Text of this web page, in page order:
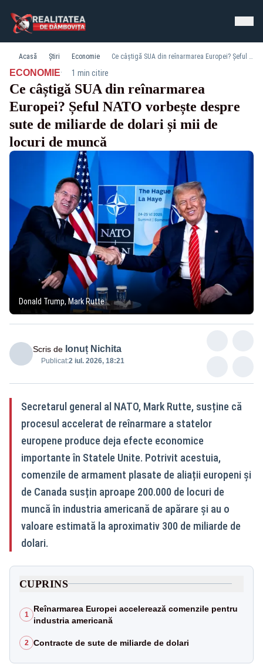
Acasă Știri Economie Ce câștigă SUA din reînarmarea Europei? Șeful NATO vorbește despre sute de miliarde de dolari și mii de locuri de muncă
ECONOMIE· 1 min citire
Ce câștigă SUA din reînarmarea
Europei? Șeful NATO vorbește despre
sute de miliarde de dolari și mii de
locuri de muncă
Donald Trump, Mark Rutte
Scris de Ionuț Nichita
Publicat:2 iul. 2026, 18:21
Secretarul general al NATO, Mark Rutte, susține că
procesul accelerat de reînarmare a statelor
europene produce deja efecte economice
importante în Statele Unite. Potrivit acestuia,
comenzile de armament plasate de aliații europeni și
de Canada susțin aproape 200.000 de locuri de
muncă în industria americană de apărare și au o
valoare estimată la aproximativ 300 de miliarde de
dolari.
CUPRINS
1
Reînarmarea Europei accelerează comenzile pentru
industria americană
2 Contracte de sute de miliarde de dolari